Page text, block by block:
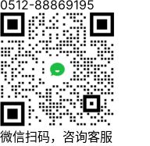
0512-88869195
微信扫码，咨询客服